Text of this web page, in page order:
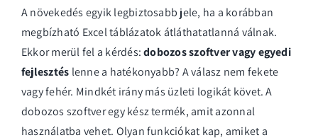
A növekedés egyik legbiztosabb jele, ha a korábban
megbízható Excel táblázatok átláthatatlanná válnak.
Ekkor merül fel a kérdés:dobozos szoftver vagy egyedi
fejlesztés lenne a hatékonyabb? A válasz nem fekete
vagy fehér. Mindkét irány más üzleti logikát követ. A
dobozos szoftver egy kész termék, amit azonnal
használatba vehet. Olyan funkciókat kap, amiket a